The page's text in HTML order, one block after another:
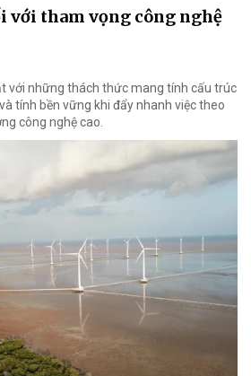
với tham vọng công nghệ
với những thách thức mang tính cấu trúc
tính bền vững khi đẩy nhanh việc theo
công nghệ cao.